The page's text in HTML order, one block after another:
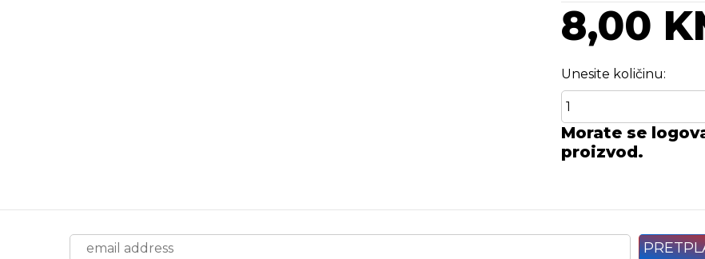
8,00
Unesite količinu:
Morate se
proizvod.